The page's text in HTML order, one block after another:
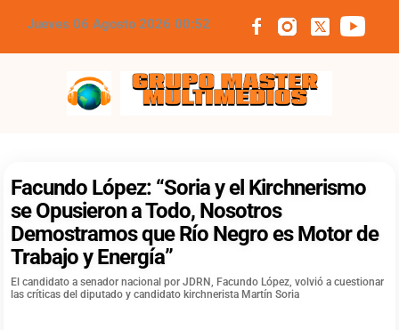
Jueves 06 Agosto 2026 00:52
Grupo Master Multimedios
Facundo López: “Soria y el Kirchnerismo
se Opusieron a Todo, Nosotros
Demostramos que Río Negro es Motor de
Trabajo y Energía”
El candidato a senador nacional por JDRN, Facundo López, volvió a cuestionar
las críticas del diputado y candidato kirchnerista Martín Soria